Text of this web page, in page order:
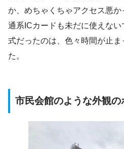
か、めちゃくちゃアクセス悪
通系ICカードも未だに使えな
式だったのは、色々時間が止
た。
市民会館のような外観の